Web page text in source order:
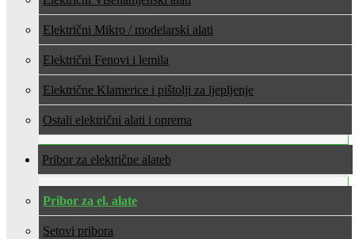
Električni Mikro / modelarski alati
Električni Fenovi i lemila
Električne Klamerice i pištolji za ljepljenje
Ostali električni alati i oprema
Pribor za električne alate
Pribor za el. alate
Setovi pribora